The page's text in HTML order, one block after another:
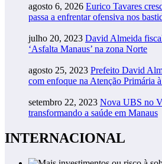
agosto 6, 2026 Eurico Tavares
passa a enfrentar ofensiva nos
julho 20, 2023 David Almeida
‘Asfalta Manaus’ na zona Norte
agosto 25, 2023 Prefeito David
com enfoque na Atenção Primária
setembro 22, 2023 Nova UBS no
transformando a saúde em Manaus
INTERNACIONAL